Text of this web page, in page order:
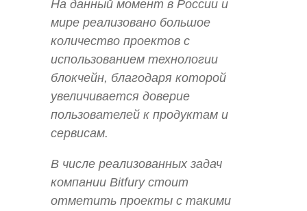
На данный момент в России и
мире реализовано большое
количество проектов с
использованием технологии
блокчейн, благодаря которой
увеличивается доверие
пользователей к продуктам и
сервисам.
В числе реализованных задач
компании Bitfury стоит
отметить проекты с такими